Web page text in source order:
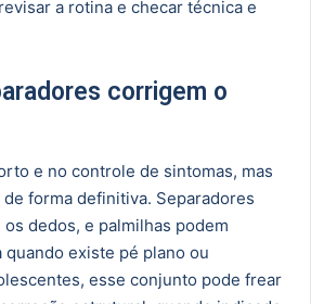
a rotina e checar técnica e
corrigem o
e no controle de sintomas, mas
forma definitiva. Separadores
dedos, e palmilhas podem
quando existe pé plano ou
esse conjunto pode frear